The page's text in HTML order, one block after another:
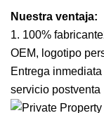
Nuestra ventaja:
1. 100%
OEM, logotipo
Entrega
servicio postventa